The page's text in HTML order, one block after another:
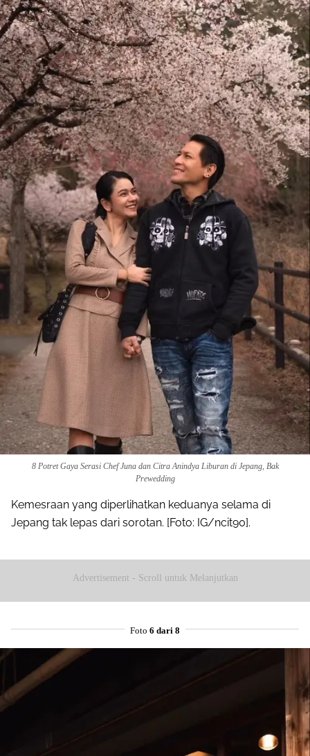
8 Potret Gaya Serasi Chef Juna dan Citra Anindya Liburan di Jepang, Bak
Prewedding
Kemesraan yang diperlihatkan keduanya selama di
Jepang tak lepas dari sorotan. [Foto: IG/ncit90].
Advertisement - Scroll untuk Melanjutkan
Foto 6 dari 8